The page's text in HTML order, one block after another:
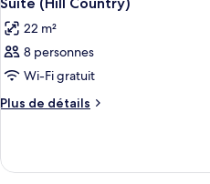
lits,
patio
patio
toutes
les
photos
pour
ce
chambre :
22 m²
8 personnes
Wi-Fi gratuit
Plus de détails
Plus
Suite